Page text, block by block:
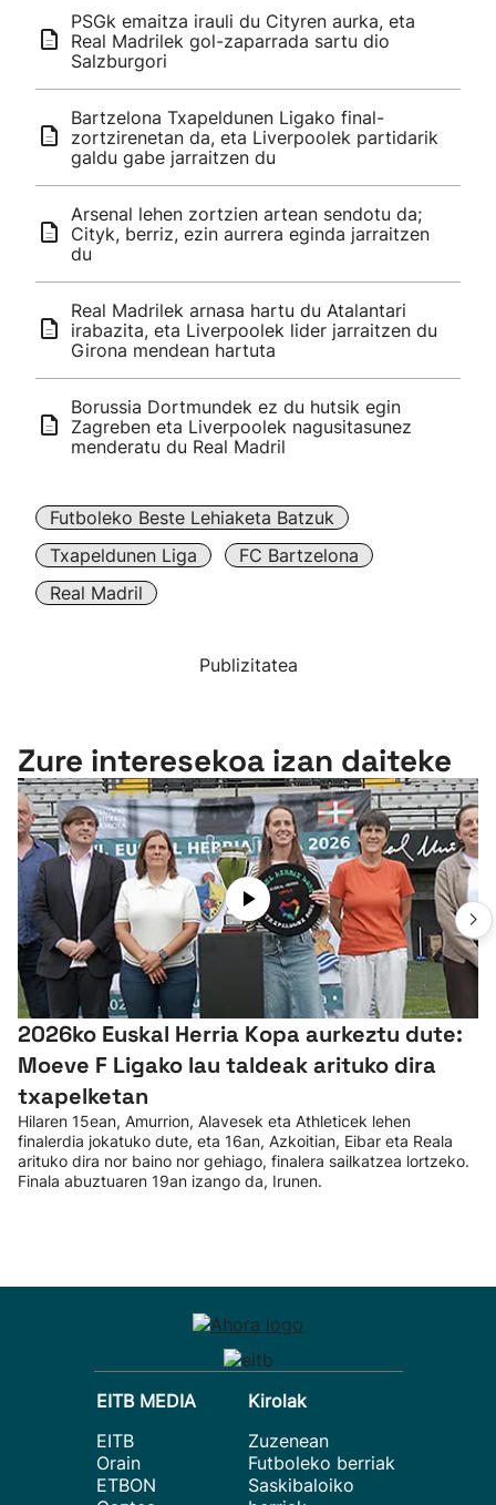
PSGk emaitza irauli du Cityren aurka, eta
Real Madrilek gol-zaparrada sartu dio
Salzburgori
Bartzelona Txapeldunen Ligako final-
zortzirenetan da, eta Liverpoolek partidarik
galdu gabe jarraitzen du
Arsenal lehen zortzien artean sendotu da;
Cityk, berriz, ezin aurrera eginda jarraitzen
du
Real Madrilek arnasa hartu du Atalantari
irabazita, eta Liverpoolek lider jarraitzen du
Girona mendean hartuta
Borussia Dortmundek ez du hutsik egin
Zagreben eta Liverpoolek nagusitasunez
menderatu du Real Madril
Futboleko Beste Lehiaketa Batzuk
Txapeldunen Liga
FC Bartzelona
Real Madril
Publizitatea
Zure interesekoa izan daiteke
2026ko Euskal Herria Kopa aurkeztu dute:
Moeve F Ligako lau taldeak arituko dira
txapelketan
Hilaren 15ean, Amurrion, Alavesek eta Athleticek lehen
finalerdia jokatuko dute, eta 16an, Azkoitian, Eibar eta Reala
arituko dira nor baino nor gehiago, finalera sailkatzea lortzeko.
Finala abuztuaren 19an izango da, Irunen.
EITB MEDIA
EITB
Orain
ETBON
Kirolak
Zuzenean
Futboleko berriak
Saskibaloiko